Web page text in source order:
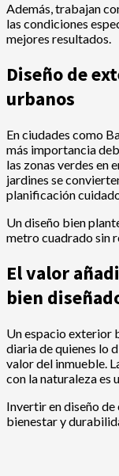
Además, trabajan
las condiciones
mejores resultados.
Diseño de
urbanos
En ciudades como
más importancia
las zonas verdes en
jardines se
planificación
Un diseño bien
metro cuadrado sin
El valor
bien
Un espacio exterior
diaria de quienes lo
valor del inmueble.
con la naturaleza es
Invertir en diseño
bienestar y